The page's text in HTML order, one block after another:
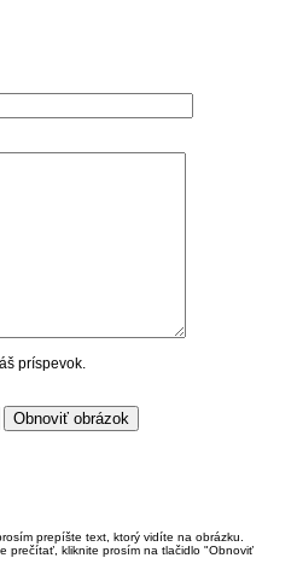
príspevok.
prepíšte text, ktorý vidíte na obrázku.
prečítať, kliknite prosím na tlačidlo "Obnoviť